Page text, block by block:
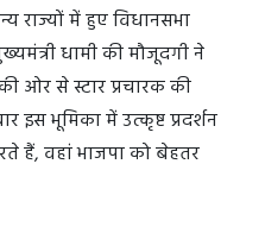
में हुए विधानसभा
धामी की मौजूदगी ने
ओर से स्टार प्रचारक की
इस भूमिका में उत्कृष्ट प्रदर्शन
हैं, वहां भाजपा को बेहतर